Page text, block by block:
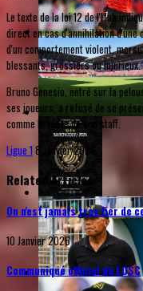
Le texte de la loi 12 de l'Ifab
direct en cas d'annihilation
d'un comportement violent,
blessants, grossiers ou injurieux.
Bruno Genesio, entré sur la
ses joueurs, a refusé de se
comme le reste de son staff.
Ligue 18 Janvier 2026
Related Articles
On n'est jamais très fier de
10 Janvier 2026
Communiqué officiel du LOSC